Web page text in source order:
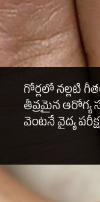
గోర్లలో నల్లటి
తీవ్రమైన ఆరోగ్య
వెంటనే వైద్య